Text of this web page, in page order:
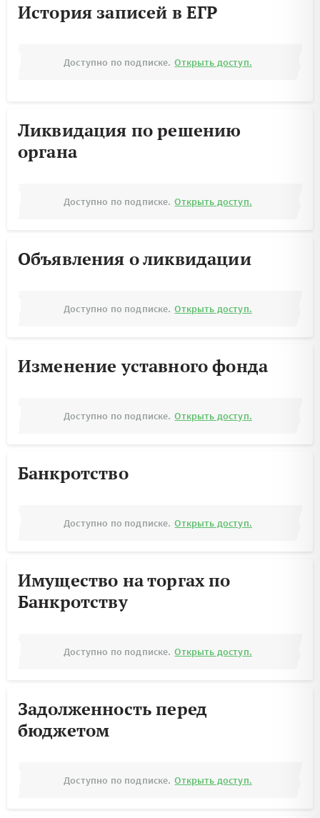
История записей в ЕГР
Доступно по подписке. Открыть доступ.
Ликвидация по решению
органа
Доступно по подписке. Открыть доступ.
Объявления о ликвидации
Доступно по подписке. Открыть доступ.
Изменение уставного фонда
Доступно по подписке. Открыть доступ.
Банкротство
Доступно по подписке. Открыть доступ.
Имущество на торгах по
Банкротству
Доступно по подписке. Открыть доступ.
Задолженность перед
бюджетом
Доступно по подписке. Открыть доступ.